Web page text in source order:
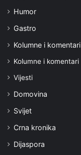
Humor
Gastro
Kolumne i komentari
Kolumne i komentari
Vijesti
Domovina
Svijet
Crna kronika
Dijaspora